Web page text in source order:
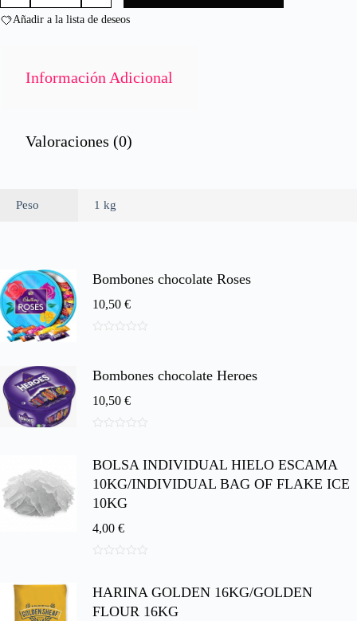
n
0
CARROTS
Añadir a la lista de deseos
Información Adicional
Valoraciones (0)
Peso 1 kg
Bombones chocolate Roses
10,50 €
5
Bombones chocolate Heroes
10,50 €
e
BOLSA INDIVIDUAL HIELO ESCAMA
10KG/INDIVIDUAL BAG OF FLAKE ICE
10KG
4,00 €
e
HARINA GOLDEN 16KG/GOLDEN
FLOUR 16KG